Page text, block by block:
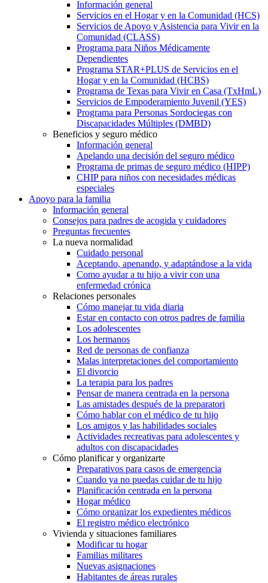
Información general
Servicios en el Hogar y en la Comunidad (HCS)
Servicios de Apoyo y Asistencia para Vivir en la
Comunidad (CLASS)
Programa para Niños Médicamente
Dependientes
Programa STAR+PLUS de Servicios en el
Hogar y en la Comunidad (HCBS)
Programa de Texas para Vivir en Casa (TxHmL)
Servicios de Empoderamiento Juvenil (YES)
Programa para Personas Sordociegas con
Discapacidades Múltiples (DMBD)
Beneficios y seguro médico
Información general
Apelando una decisión del seguro médico
Programa de primas de seguro médico (HIPP)
CHIP para niños con necesidades médicas
especiales
Apoyo para la familia
Información general
Consejos para padres de acogida y cuidadores
Preguntas frecuentes
La nueva normalidad
Cuidado personal
Aceptando, apenando, y adaptándose a la vida
Como ayudar a tu hijo a vivir con una
enfermedad crónica
Relaciones personales
Cómo manejar tu vida diaria
Estar en contacto con otros padres de familia
Los adolescentes
Los hermanos
Red de personas de confianza
Malas interpretaciones del comportamiento
El divorcio
La terapia para los padres
Pensar de manera centrada en la persona
Las amistades después de la preparatori
Cómo hablar con el médico de tu hijo
Los amigos y las habilidades sociales
Actividades recreativas para adolescentes y
adultos con discapacidades
Cómo planificar y organizarte
Preparativos para casos de emergencia
Cuando ya no puedas cuidar de tu hijo
Planificación centrada en la persona
Hogar médico
Cómo organizar los expedientes médicos
El registro médico electrónico
Vivienda y situaciones familiares
Modificar tu hogar
Familias militares
Nuevas asignaciones
Habitantes de áreas rurales